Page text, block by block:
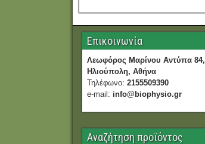
Επικοινωνία
Λεωφόρος Μαρίνου Αντύπα 84,
Ηλιούπολη, Αθήνα
Τηλέφωνο:2155509390
e-mail: info@biophysio.gr
Αναζήτηση προϊόντος